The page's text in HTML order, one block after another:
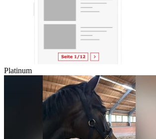
Platinum